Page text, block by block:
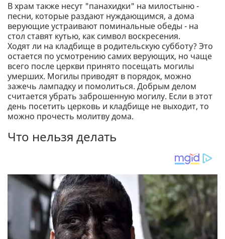
В храм также несут "панахидки" на милостыню -
песни, которые раздают нуждающимся, а дома
верующие устраивают поминальные обеды - на
стол ставят кутью, как символ воскресения.
Ходят ли на кладбище в родительскую субботу? Это
остается по усмотрению самих верующих, но чаще
всего после церкви принято посещать могилы
умерших. Могилы приводят в порядок, можно
зажечь лампадку и помолиться. Добрым делом
считается убрать заброшенную могилу. Если в этот
день посетить церковь и кладбище не выходит, то
можно прочесть молитву дома.
Что нельзя делать